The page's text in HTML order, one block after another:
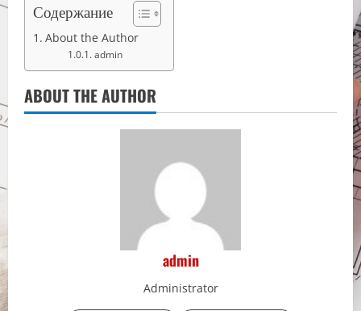
Содержание
About the Author
admin
ABOUT THE AUTHOR
admin
Administrator